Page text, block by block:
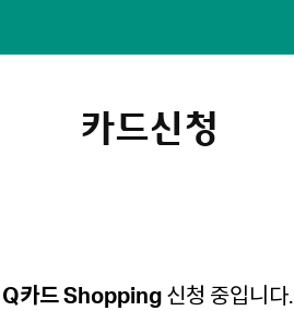
카드신청
카드 Shopping신청 중입니다.